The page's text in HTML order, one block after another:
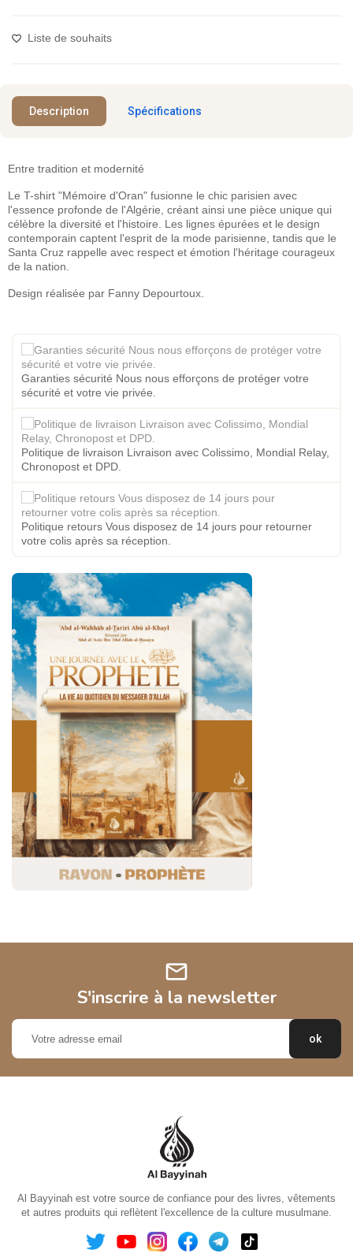
Liste de souhaits
Description Spécifications
Entre tradition et modernité
Le T-shirt "Mémoire d'Oran" fusionne le chic parisien avec
l'essence profonde de l'Algérie, créant ainsi une pièce unique qui
célèbre la diversité et l'histoire. Les lignes épurées et le design
contemporain captent l'esprit de la mode parisienne, tandis que le
Santa Cruz rappelle avec respect et émotion l'héritage courageux
de la nation.
Design réalisée par Fanny Depourtoux.
Garanties sécurité Nous nous efforçons de protéger votre
sécurité et votre vie privée.
Politique de livraison Livraison avec Colissimo, Mondial Relay,
Chronopost et DPD.
Politique retours Vous disposez de 14 jours pour retourner
votre colis après sa réception.
mail
S'inscrire à la newsletter
Al Bayyinah est votre source de confiance pour des livres, vêtements
et autres produits qui reflètent l'excellence de la culture musulmane.